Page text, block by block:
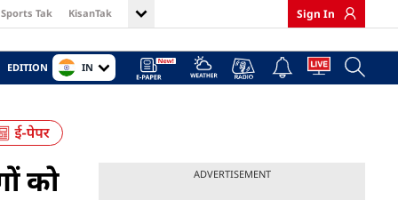
Sports Tak KisanTak Sign In
EDITION IN
को
ADVERTISEMENT